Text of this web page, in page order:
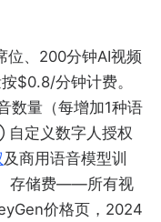
、200分钟AI视频
$0.8/分钟计费。
数量（每增加1种语
定义数字人授权
及商用语音模型训
存储费——所有视
价格页，2024